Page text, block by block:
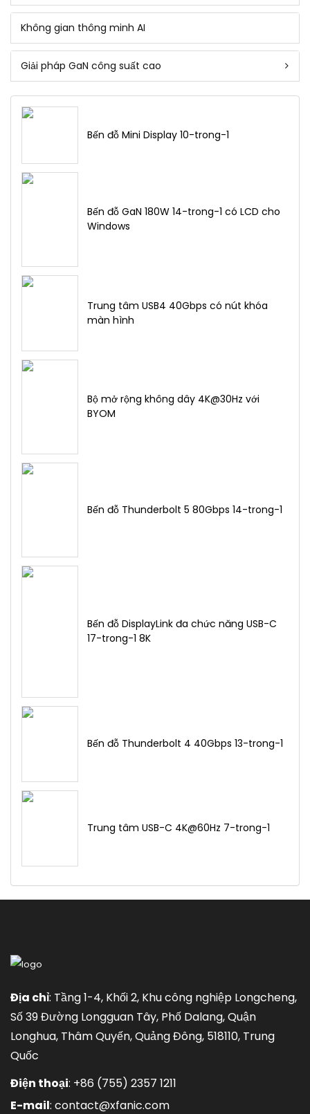
Không gian thông minh AI
Giải pháp GaN công suất cao
Bến đỗ Mini Display 10-trong-1
Bến đỗ GaN 180W 14-trong-1 có LCD cho
Windows
Trung tâm USB4 40Gbps có nút khóa
màn hình
Bộ mở rộng không dây 4K@30Hz với
BYOM
Bến đỗ Thunderbolt 5 80Gbps 14-trong-1
Bến đỗ DisplayLink đa chức năng USB-C
17-trong-1 8K
Bến đỗ Thunderbolt 4 40Gbps 13-trong-1
Trung tâm USB-C 4K@60Hz 7-trong-1
Địa chỉ: Tầng 1-4, Khối 2, Khu công nghiệp Longcheng,
Số 39 Đường Longguan Tây, Phố Dalang, Quận
Longhua, Thâm Quyến, Quảng Đông, 518110, Trung
Quốc
Điện thoại: +86 (755) 2357 1211
E-mail: contact@xfanic.com